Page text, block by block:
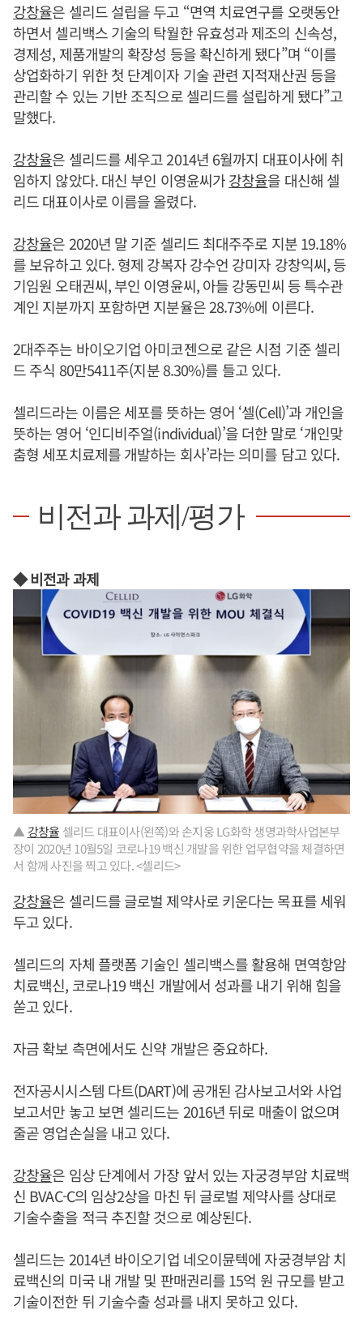
강창율은 셀리드 설립을 두고 “면역 치료연구를 오랫동안
하면서 셀리백스 기술의 탁월한 유효성과 제조의 신속성,
경제성, 제품개발의 확장성 등을 확신하게 됐다”며 “이를
상업화하기 위한 첫 단계이자 기술 관련 지적재산권 등을
관리할 수 있는 기반 조직으로 셀리드를 설립하게 됐다”고
말했다.
강창율은 셀리드를 세우고 2014년 6월까지 대표이사에 취
임하지 않았다. 대신 부인 이영윤씨가강창율을 대신해 셀
리드 대표이사로 이름을 올렸다.
강창율은 2020년 말 기준 셀리드 최대주주로 지분 19.18%
를 보유하고 있다. 형제 강복자 강수언 강미자 강창익씨, 등
기임원 오태권씨, 부인 이영윤씨, 아들 강동민씨 등 특수관
계인 지분까지 포함하면 지분율은 28.73%에 이른다.
2대주주는 바이오기업 아미코젠으로 같은 시점 기준 셀리
드 주식 80만5411주(지분 8.30%)를 들고 있다.
셀리드라는 이름은 세포를 뜻하는 영어 ‘셀(Cell)’과 개인을
뜻하는 영어 ‘인디비주얼(individual)’을 더한 말로 ‘개인맞
춤형 세포치료제를 개발하는 회사’라는 의미를 담고 있다.
비전과 과제/평가
◆ 비전과 과제
▲ 강창율 셀리드 대표이사(왼쪽)와 손지웅 LG화학 생명과학사업본부
장이 2020년 10월5일 코로나19 백신 개발을 위한 업무협약을 체결하면
서 함께 사진을 찍고 있다. <셀리드>
강창율은 셀리드를 글로벌 제약사로 키운다는 목표를 세워
두고 있다.
셀리드의 자체 플랫폼 기술인 셀리백스를 활용해 면역항암
치료백신, 코로나19 백신 개발에서 성과를 내기 위해 힘을
쏟고 있다.
자금 확보 측면에서도 신약 개발은 중요하다.
전자공시시스템 다트(DART)에 공개된 감사보고서와 사업
보고서만 놓고 보면 셀리드는 2016년 뒤로 매출이 없으며
줄곧 영업손실을 내고 있다.
강창율은 임상 단계에서 가장 앞서 있는 자궁경부암 치료백
신 BVAC-C의 임상2상을 마친 뒤 글로벌 제약사를 상대로
기술수출을 적극 추진할 것으로 예상된다.
셀리드는 2014년 바이오기업 네오이뮨텍에 자궁경부암 치
료백신의 미국 내 개발 및 판매권리를 15억 원 규모를 받고
기술이전한 뒤 기술수출 성과를 내지 못하고 있다.